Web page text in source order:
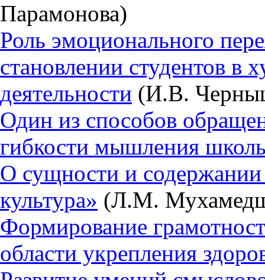
Парамонова)
Роль эмоционального
становлении студентов в
деятельности (И.В.
Один из способов
гибкости мышления
О сущности и содержании
культура» (Л.М.
Формирование
области укрепления